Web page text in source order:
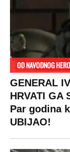
OD NAVODNOG
GENERAL
HRVATI GA
Par godina
UBIJAO!